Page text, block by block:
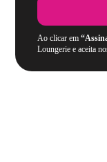
Ao clicar em
Loungerie e aceita